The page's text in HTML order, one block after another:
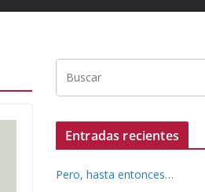
Entradas recientes
Pero, hasta entonces…